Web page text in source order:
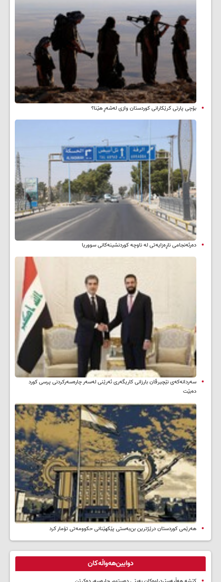
بۆچی پارتی کرێکارانی کوردستان وازی لەشەڕ هێنا؟
دەرئەنجامی ناڕەزایەتی لە ناوچە کوردنشینەکانی سووریا
سه‌ردانه‌کەی نێچیرڤان بارزانی كاریگه‌ری ئه‌رێنی له‌سه‌ر چاره‌سه‌ركردنی پرسی كورد
ده‌بێت
هەرێمی کوردستان درێژترین بن‌بەستی پێکهێنانی حکوومەتی تۆمار کرد
دوایین‌هەواڵەکان